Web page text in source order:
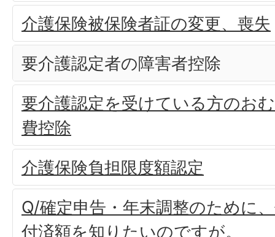
介護保険被保険者証の変更、喪失
要介護認定者の障害者控除
要介護認定を受けている方のお
費控除
介護保険負担限度額認定
Q/確定申告・年末調整のために
付済額を知りたいのですが。